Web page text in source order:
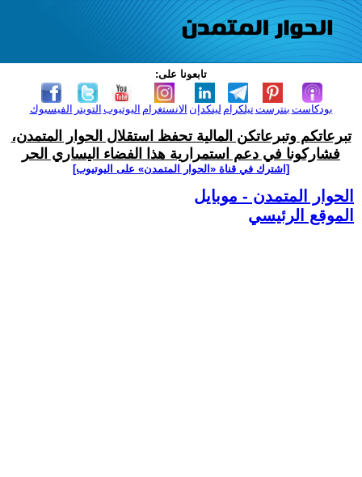
تابعونا على:
الفيسبوك التويتر اليوتيوب الانستغرام لينكدإن تيلكرامبنترست بودكاست
تبرعاتكم وتبرعاتكن المالية تحفظ استقلال الحوار المتمدن،
فشاركونا في دعم استمرارية هذا الفضاء اليساري الحر
[اشترك في قناة ‫«الحوار المتمدن» على اليوتيوب]
الحوار المتمدن - موبايل
الموقع الرئيسي